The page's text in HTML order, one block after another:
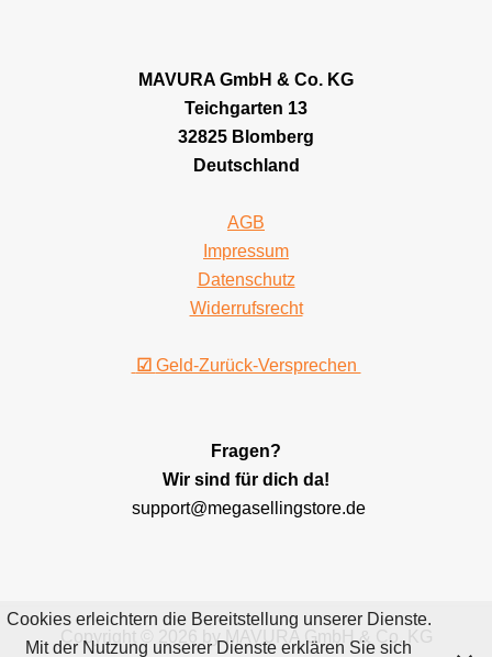
MAVURA GmbH & Co. KG
Teichgarten 13
32825 Blomberg
Deutschland
AGB
Impressum
Datenschutz
Widerrufsrecht
☑ Geld-Zurück-Versprechen
Fragen?
Wir sind für dich da!
support@megasellingstore.de
Copyright © 2026 by MAVURA GmbH & Co. KG
Cookies erleichtern die Bereitstellung unserer Dienste.
Mit der Nutzung unserer Dienste erklären Sie sich